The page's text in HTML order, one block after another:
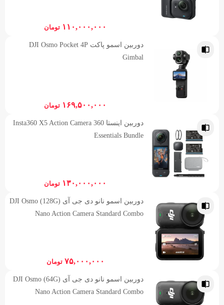
۱۱۰,۰۰۰,۰۰۰ تومان
دوربین اسمو پاکت DJI Osmo Pocket 4P
Gimbal
۱۶۹,۵۰۰,۰۰۰ تومان
دوربین اینستا 360 Insta360 X5 Action Camera
Essentials Bundle
۱۳۰,۰۰۰,۰۰۰ تومان
دوربین اسمو نانو دی جی آی (128G) DJI Osmo
Nano Action Camera Standard Combo
۷۵,۰۰۰,۰۰۰ تومان
دوربین اسمو نانو دی جی آی (64G) DJI Osmo
Nano Action Camera Standard Combo